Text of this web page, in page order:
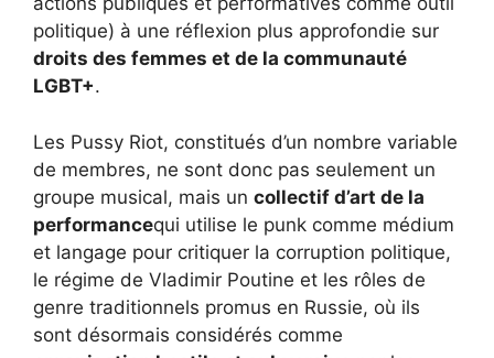
politique) à une réflexion plus approfondie sur
droits des femmes et de la communauté
LGBT+.
Les Pussy Riot, constitués d’un nombre variable
de membres, ne sont donc pas seulement un
groupe musical, mais un collectif d’art de la
performancequi utilise le punk comme médium
et langage pour critiquer la corruption politique,
le régime de Vladimir Poutine et les rôles de
genre traditionnels promus en Russie, où ils
sont désormais considérés comme